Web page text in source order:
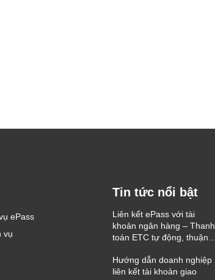
ePass
vụ
Tin tức nổi bật
Liên kết ePass với tài
khoản ngân hàng – Thanh
toán ETC tự động, thuận
Hướng dẫn doanh nghiệp
liên kết tài khoản giao